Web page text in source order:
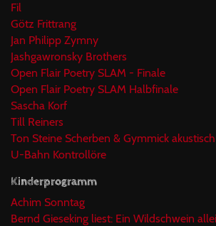
Fil
Götz Frittrang
Jan Philipp Zymny
Jashgawronsky Brothers
Open Flair Poetry SLAM - Finale
Open Flair Poetry SLAM Halbfinale
Sascha Korf
Till Reiners
Ton Steine Scherben & Gymmick akustisch
U-Bahn Kontrollöre
Kinderprogramm
Achim Sonntag
Bernd Gieseking liest: Ein Wildschwein